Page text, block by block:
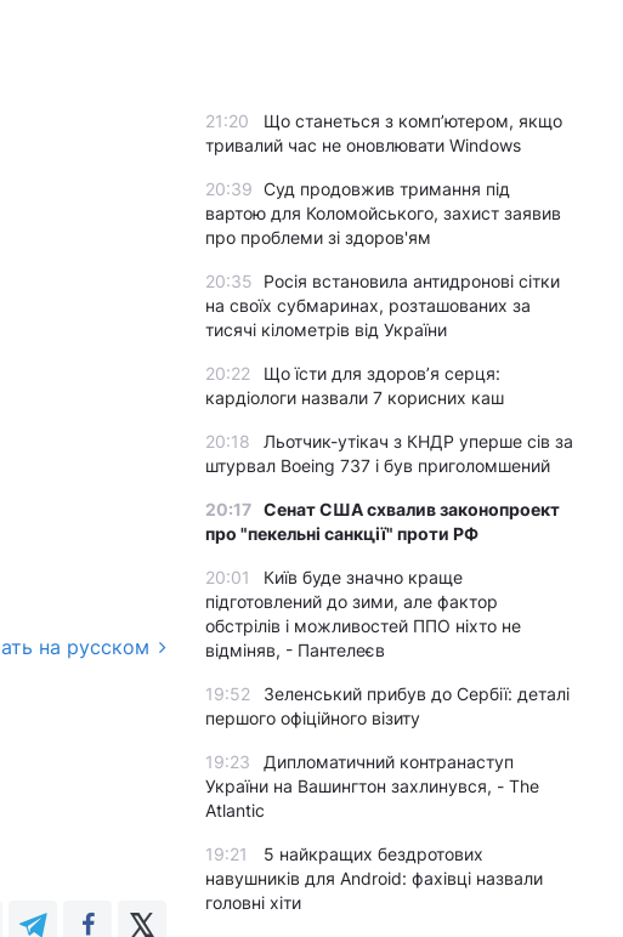
на русском
21:20
Що станеться з комп’ютером, якщо
тривалий час не оновлювати Windows
20:39 Суд продовжив тримання під
вартою для Коломойського, захист заявив
про проблеми зі здоров'ям
20:35
Росія встановила антидронові сітки
на своїх субмаринах, розташованих за
тисячі кілометрів від України
20:22
Що їсти для здоров’я серця:
кардіологи назвали 7 корисних каш
20:18
Льотчик-утікач з КНДР уперше сів за
штурвал Boeing 737 і був приголомшений
20:17 Сенат США схвалив законопроект
про "пекельні санкції" проти РФ
20:01
Київ буде значно краще
підготовлений до зими, але фактор
обстрілів і можливостей ППО ніхто не
відміняв, - Пантелеєв
19:52
Зеленський прибув до Сербії: деталі
першого офіційного візиту
19:23
Дипломатичний контранаступ
України на Вашингтон захлинувся, - The
Atlantic
19:21
5 найкращих бездротових
навушників для Android: фахівці назвали
головні хіти